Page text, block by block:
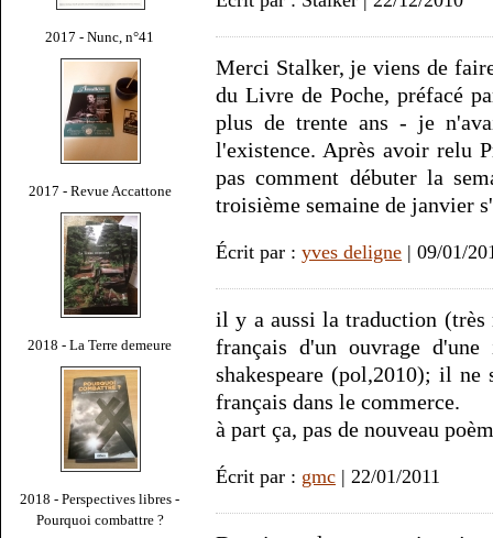
2017 - Nunc, n°41
2017 - Revue Accattone
2018 - La Terre demeure
2018 - Perspectives libres -
Pourquoi combattre ?
Merci Stalker, je viens de
du Livre de Poche, préfacé
plus de trente ans - je
l'existence. Après avoir relu
pas comment débuter la
troisième semaine de janvier
Écrit par : yves deligne | 09/01/
il y a aussi la traduction (très
français d'un ouvrage
shakespeare (pol,2010); il
français dans le commerce.
à part ça, pas de nouveau
Écrit par : gmc | 22/01/2011